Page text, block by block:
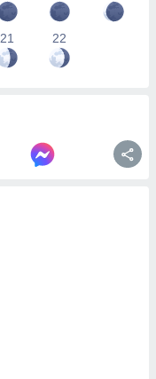
21 22